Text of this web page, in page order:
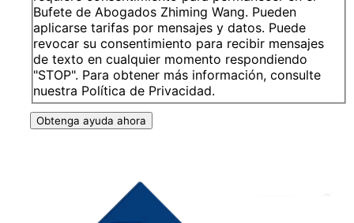
Bufete de Abogados Zhiming Wang. Pueden
aplicarse tarifas por mensajes y datos. Puede
revocar su consentimiento para recibir mensajes
de texto en cualquier momento respondiendo
"STOP". Para obtener más información, consulte
nuestra Política de Privacidad.
Obtenga ayuda ahora